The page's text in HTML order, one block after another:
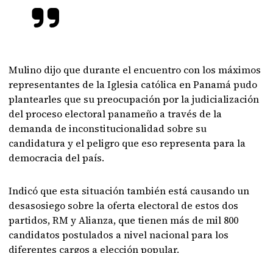
Mulino dijo que durante el encuentro con los máximos
representantes de la Iglesia católica en Panamá pudo
plantearles que su preocupación por la judicialización
del proceso electoral panameño a través de la
demanda de inconstitucionalidad sobre su
candidatura y el peligro que eso representa para la
democracia del país.
Indicó que esta situación también está causando un
desasosiego sobre la oferta electoral de estos dos
partidos, RM y Alianza, que tienen más de mil 800
candidatos postulados a nivel nacional para los
diferentes cargos a elección popular.